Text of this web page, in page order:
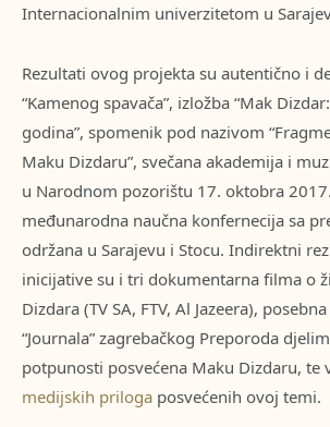
Internacionalnim univerzitetom u
Rezultati ovog projekta su autentično i
“Kamenog spavača”, izložba “Mak
godina”, spomenik pod nazivom
Maku Dizdaru”, svečana akademija i
u Narodnom pozorištu 17. oktobra
međunarodna naučna konfernecija sa
održana u Sarajevu i Stocu. Indirektni
inicijative su i tri dokumentarna filma o
Dizdara (TV SA, FTV, Al Jazeera),
“Journala” zagrebačkog Preporoda
potpunosti posvećena Maku Dizdaru, te
medijskih priloga posvećenih ovoj temi.